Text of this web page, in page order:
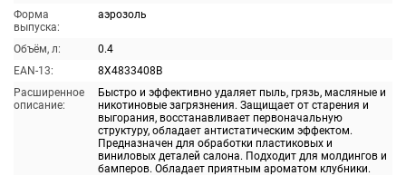
Форма
выпуска:
аэрозоль
Объём, л:
0.4
EAN-13:
8X4833408B
Расширенное
описание:
Быстро и эффективно удаляет пыль, грязь, масляные и
никотиновые загрязнения. Защищает от старения и
выгорания, восстанавливает первоначальную
структуру, обладает антистатическим эффектом.
Предназначен для обработки пластиковых и
виниловых деталей салона. Подходит для молдингов и
бамперов. Обладает приятным ароматом клубники.